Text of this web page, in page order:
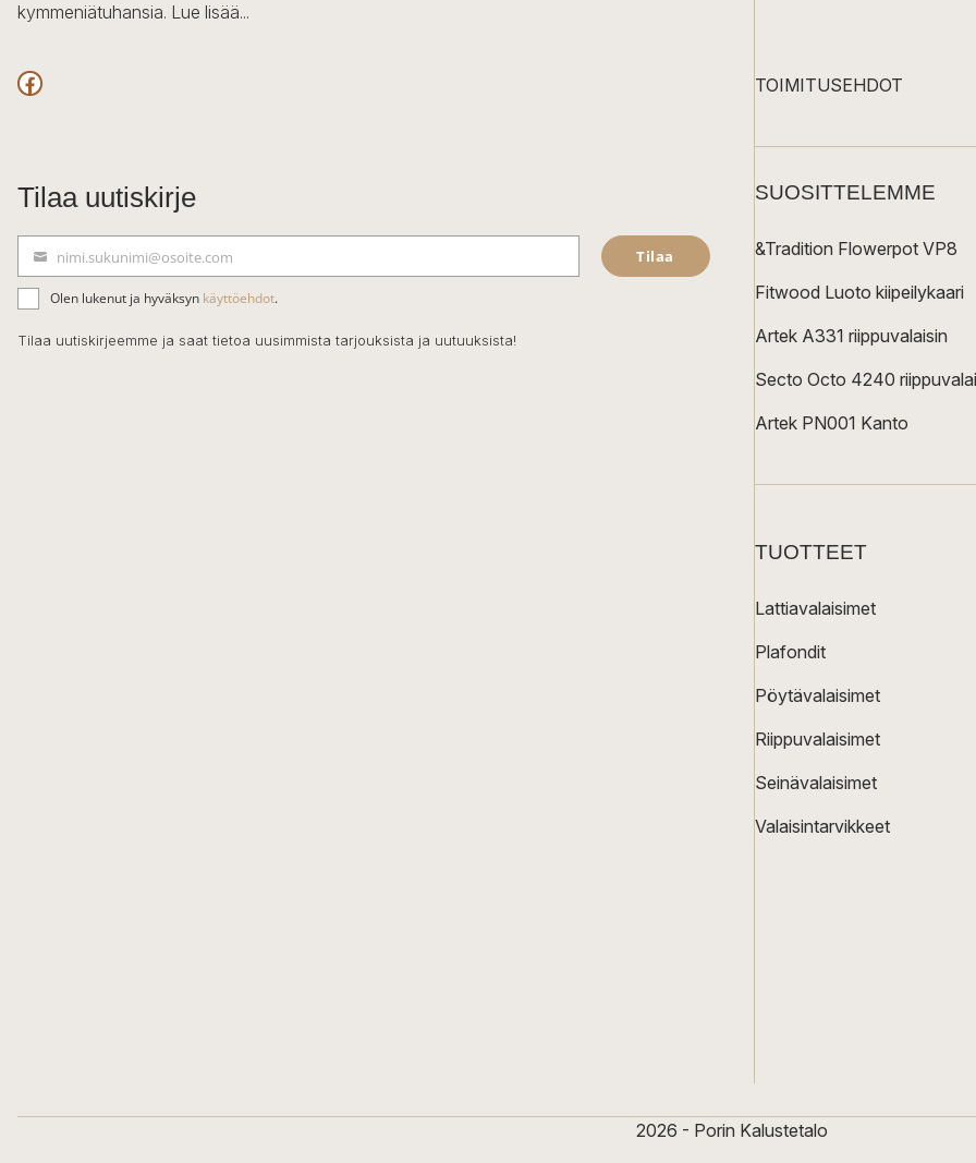
kymmeniätuhansia. Lue lisää...
Facebook
Tilaa uutiskirje
ä
h
k
nimi.sukunimi@osoite.com Tilaa
Olen lukenut ja hyväksyn käyttöehdot.
Tilaa uutiskirjeemme ja saat tietoa uusimmista tarjouksista ja uutuuksista!
TOIMITUSEHDOT
SUOSITTELEMME
&Tradition Flowerpot VP8
Fitwood Luoto kiipeilykaari
Artek A331 riippuvalaisin
Secto Octo 4240
Artek PN001 Kanto
TUOTTEET
Lattiavalaisimet
Plafondit
Pöytävalaisimet
Riippuvalaisimet
Seinävalaisimet
Valaisintarvikkeet
2026 - Porin Kalustetalo